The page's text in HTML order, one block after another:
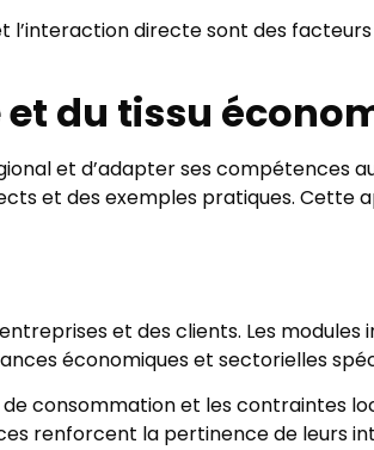
l’interaction directe sont des
du tissu
et d’adapter ses compétences
et des exemples pratiques. Cette
et des clients. Les modules
économiques et sectorielles
consommation et les contraintes
renforcent la pertinence de leurs